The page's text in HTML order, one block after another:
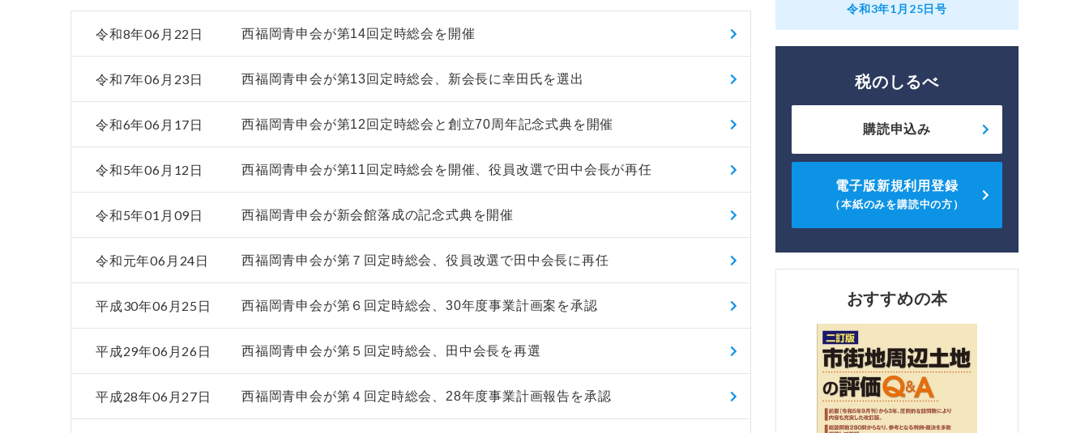
令和8年06月22日 西福岡青申会が第14回定時総会を開催
令和7年06月23日 西福岡青申会が第13回定時総会、新会長に幸田氏を選出
令和6年06月17日 西福岡青申会が第12回定時総会と創立70周年記念式典を開催
令和5年06月12日 西福岡青申会が第11回定時総会を開催、役員改選で田中会長が再任
令和5年01月09日 西福岡青申会が新会館落成の記念式典を開催
令和元年06月24日 西福岡青申会が第７回定時総会、役員改選で田中会長に再任
平成30年06月25日 西福岡青申会が第６回定時総会、30年度事業計画案を承認
平成29年06月26日 西福岡青申会が第５回定時総会、田中会長を再選
平成28年06月27日 西福岡青申会が第４回定時総会、28年度事業計画報告を承認
令和3年1月25日号
税のしるべ
購読申込み
電子版新規利用登録
（本紙のみを購読中の方）
おすすめの本